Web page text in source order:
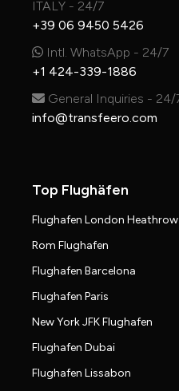
ITALY - 24/7
+39 06 9450 5426
Intl. WhatsApp - 24/7
+1 424-339-1886
General Inquiries - 24/
info@transfeero.com
Top Flughäfen
Flughafen London Heathrow
Rom Flughafen
Flughafen Barcelona
Flughafen Paris
New York JFK Flughafen
Flughafen Dubai
Flughafen Lissabon